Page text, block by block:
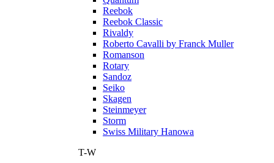
Reebok
Reebok Classic
Rivaldy
Roberto Cavalli by Franck Muller
Romanson
Rotary
Sandoz
Seiko
Skagen
Steinmeyer
Storm
Swiss Military Hanowa
T-W